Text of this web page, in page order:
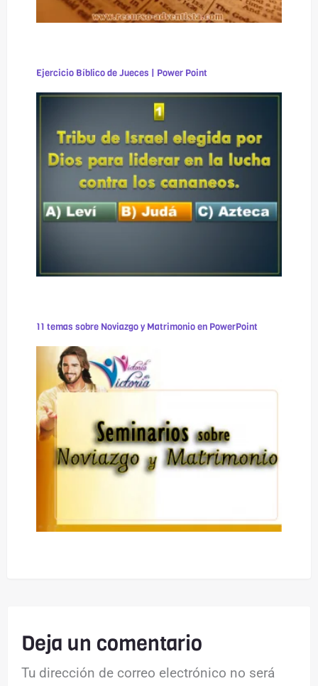
Ejercicio Bíblico de Jueces | Power Point
11 temas sobre Noviazgo y Matrimonio en PowerPoint
Deja un comentario
Tu dirección de correo electrónico no será